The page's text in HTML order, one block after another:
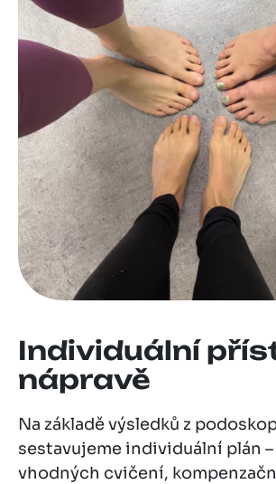
Individuální
nápravě
Na základě výsledků z
sestavujeme individuální plán
vhodných cvičení,